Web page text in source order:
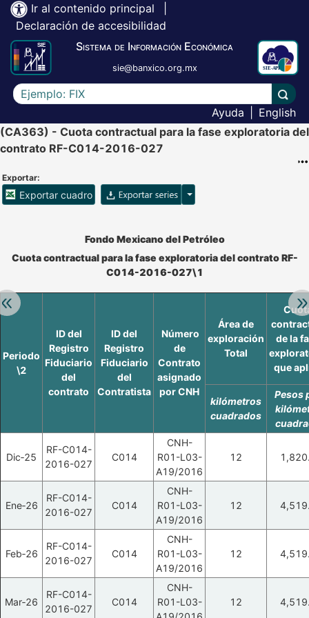
Ir al contenido principal
Declaración de accesibilidad
Sistema de Información Económica
sie@banxico.org.mx
Escriba el texto a buscar
Ayuda
English
(CA363) - Cuota contractual para la fase exploratoria del
contrato RF-C014-2016-027
Exportar:
Exportar cuadro Opciones para exportar
Retroceder:
Accesibilidad de Cuadros Analíticos, al exportar el cuadro
Fondo Mexicano del Petróleo
Cuota contractual para la fase exploratoria del contrato RF-
C014-2016-027\1
Periodo
\2
ID del
Registro
Fiduciario
del
contrato
ID del
Registro
Fiduciario
del
Contratista
Número
de
Contrato
asignado
por CNH
Área de
exploración
Total
de la
que
kilómetros
cuadrados
Pesos
Dic‑25
RF-C014-
2016-027
C014
CNH-
R01-L03-
A19/2016
12
Ene‑26
RF-C014-
2016-027
C014
CNH-
R01-L03-
A19/2016
12
Feb‑26
RF-C014-
2016-027
C014
CNH-
R01-L03-
A19/2016
12
Mar‑26
RF-C014-
2016-027
C014
CNH-
R01-L03-
12